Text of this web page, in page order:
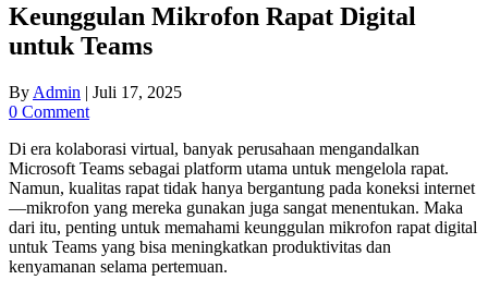
Keunggulan Mikrofon Rapat Digital
untuk Teams
By Admin | Juli 17, 2025
0 Comment
Di era kolaborasi virtual, banyak perusahaan mengandalkan
Microsoft Teams sebagai platform utama untuk mengelola rapat.
Namun, kualitas rapat tidak hanya bergantung pada koneksi internet
—mikrofon yang mereka gunakan juga sangat menentukan. Maka
dari itu, penting untuk memahami keunggulan mikrofon rapat digital
untuk Teams yang bisa meningkatkan produktivitas dan
kenyamanan selama pertemuan.